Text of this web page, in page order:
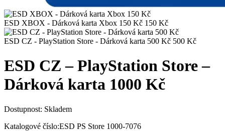
ESD XBOX - Dárková karta Xbox 150 Kč 150 Kč
ESD CZ - PlayStation Store - Dárková karta 500 Kč 500 Kč
ESD CZ – PlayStation Store –
Dárková karta 1000 Kč
Dostupnost: Skladem
Katalogové číslo:ESD PS Store 1000-7076